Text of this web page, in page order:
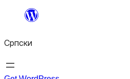
Скочи
садржај
Српски